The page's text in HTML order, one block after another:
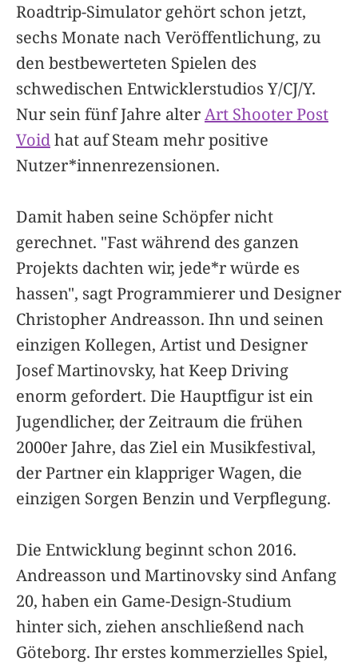
Roadtrip-Simulator gehört schon jetzt,
sechs Monate nach Veröffentlichung, zu
den bestbewerteten Spielen des
schwedischen Entwicklerstudios Y/CJ/Y.
Nur sein fünf Jahre alterArt Shooter Post
Voidhat auf Steam mehr positive
Nutzer*innenrezensionen.
Damit haben seine Schöpfer nicht
gerechnet. "Fast während des ganzen
Projekts dachten wir, jede*r würde es
hassen", sagt Programmierer und Designer
Christopher Andreasson. Ihn und seinen
einzigen Kollegen, Artist und Designer
Josef Martinovsky, hat Keep Driving
enorm gefordert. Die Hauptfigur ist ein
Jugendlicher, der Zeitraum die frühen
2000er Jahre, das Ziel ein Musikfestival,
der Partner ein klappriger Wagen, die
einzigen Sorgen Benzin und Verpflegung.
Die Entwicklung beginnt schon 2016.
Andreasson und Martinovsky sind Anfang
20, haben ein Game-Design-Studium
hinter sich, ziehen anschließend nach
Göteborg. Ihr erstes kommerzielles Spiel,